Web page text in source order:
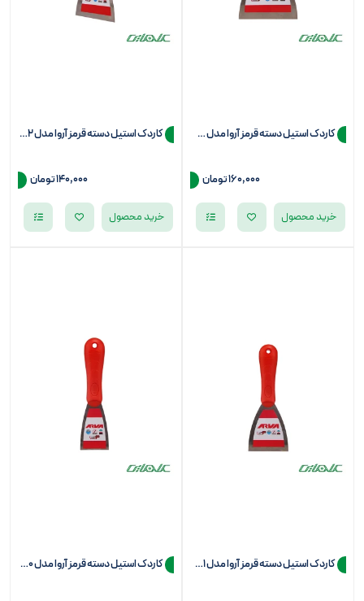
کاردک استیل دسته قرمز آروا مدل 6283
160,000تومان
خرید محصول
کاردک استیل دسته قرمز آروا مدل 6282
140,000تومان
خرید محصول
کاردک استیل دسته قرمز آروا مدل 6281 کاردک استیل دسته قرمز آروا مدل 6280